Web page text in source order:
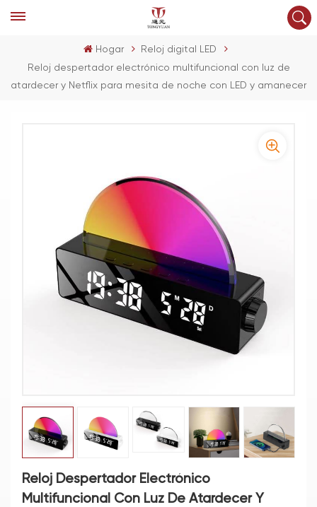
Hogar
Reloj digital LED
Reloj despertador electrónico multifuncional con luz de
atardecer y Netflix para mesita de noche con LED y amanecer
Reloj Despertador Electrónico
Multifuncional Con Luz De Atardecer Y